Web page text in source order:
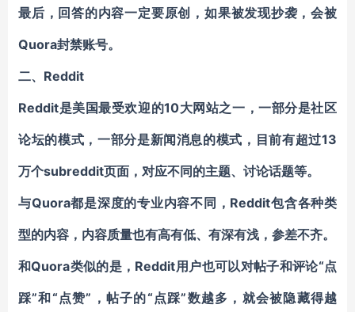
最后，回答的内容一定要原创，如果被发现抄袭，会被
Quora封禁账号。
二、Reddit
Reddit是美国最受欢迎的10大网站之一，一部分是社区
论坛的模式，一部分是新闻消息的模式，目前有超过13
万个subreddit页面，对应不同的主题、讨论话题等。
与Quora都是深度的专业内容不同，Reddit包含各种类
型的内容，内容质量也有高有低、有深有浅，参差不齐。
和Quora类似的是，Reddit用户也可以对帖子和评论“点
踩”和“点赞”，帖子的“点踩”数越多，就会被隐藏得越